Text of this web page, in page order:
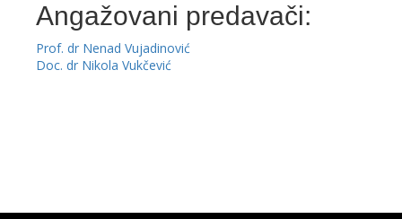
Angažovani predavači:
Prof. dr Nenad Vujadinović
Doc. dr Nikola Vukčević